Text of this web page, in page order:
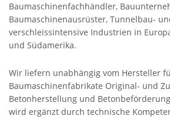
Baumaschinenfachhändler,
Baumaschinenausrüster, Tunnelbau-
verschleissintensive Industrien in
und Südamerika.
Wir liefern unabhängig vom Hersteller
Baumaschinenfabrikate Original- und
Betonherstellung und
wird ergänzt durch technische